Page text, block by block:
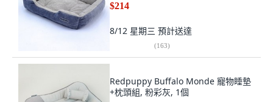
$214
8/12 星期三 預計送達
(163)
Redpuppy Buffalo Monde 寵物睡墊
+枕頭組, 粉彩灰, 1個